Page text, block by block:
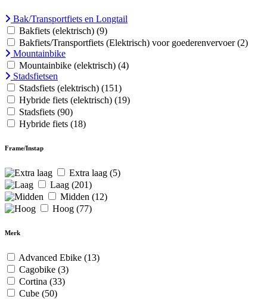
Bak/Transportfiets en Longtail
Bakfiets (elektrisch) (9)
Bakfiets/Transportfiets (Elektrisch) voor goederenvervoer(2)
Mountainbike
Mountainbike (elektrisch) (4)
Stadsfietsen
Stadsfiets (elektrisch) (151)
Hybride fiets (elektrisch) (19)
Stadsfiets (90)
Hybride fiets (18)
Frame/Instap
Extra laag (5)
Laag (201)
Midden (12)
Hoog (77)
Merk
Advanced Ebike (13)
Cagobike (3)
Cortina (33)
Cube (50)